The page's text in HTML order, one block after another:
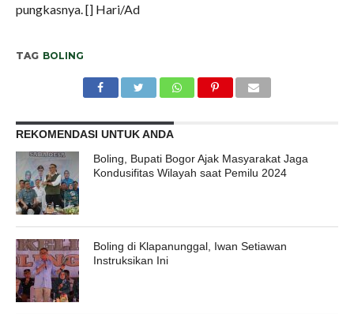
pungkasnya. [] Hari/Ad
TAG BOLING
REKOMENDASI UNTUK ANDA
Boling, Bupati Bogor Ajak Masyarakat Jaga
Kondusifitas Wilayah saat Pemilu 2024
Boling di Klapanunggal, Iwan Setiawan
Instruksikan Ini